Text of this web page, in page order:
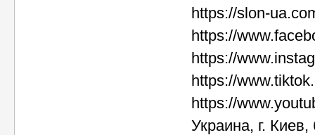
https://slon-
https://
https://
https://
https://
Украина, г.